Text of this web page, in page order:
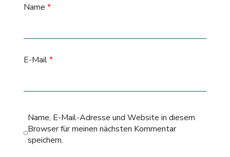
Name *
E-Mail*
Name, E-Mail-Adresse und Website in diesem
Browser für meinen nächsten Kommentar
speichern.